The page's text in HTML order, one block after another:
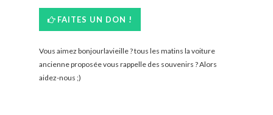
FAITES UN DON !
Vous aimez bonjourlavieille ? tous les matins la voiture
ancienne proposée vous rappelle des souvenirs ? Alors
aidez-nous ;)